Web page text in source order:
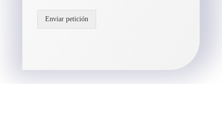
Enviar petición